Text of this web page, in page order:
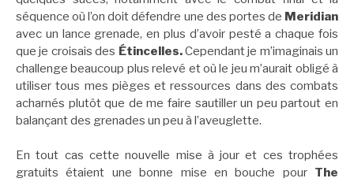
séquence où l’on doit défendre une des portes de Meridian
avec un lance grenade, en plus d’avoir pesté a chaque fois
que je croisais des Étincelles.Cependant je m’imaginais un
challenge beaucoup plus relevé et où le jeu m’aurait obligé à
utiliser tous mes pièges et ressources dans des combats
acharnés plutôt que de me faire sautiller un peu partout en
balançant des grenades un peu à l’aveuglette.
En tout cas cette nouvelle mise à jour et ces trophées
gratuits étaient une bonne mise en bouche pour The